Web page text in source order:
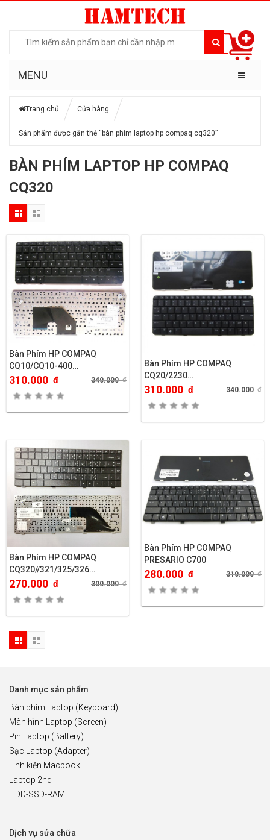
MENU
Trang chủ Cửa hàng
Sản phẩm được gắn thẻ “bàn phím laptop hp compaq cq320”
BÀN PHÍM LAPTOP HP COMPAQ
CQ320
Bàn Phím HP COMPAQ
CQ10/CQ10-400…
310.000 đ 340.000đ
Bàn Phím HP COMPAQ
CQ20/2230…
310.000 đ 340.000đ
Bàn Phím HP COMPAQ
CQ320//321/325/326…
270.000 đ 300.000đ
Bàn Phím HP COMPAQ
PRESARIO C700
280.000 đ 310.000đ
Danh mục sản phẩm
Bàn phím Laptop (Keyboard)
Màn hình Laptop (Screen)
Pin Laptop (Battery)
Sạc Laptop (Adapter)
Linh kiện Macbook
Laptop 2nd
HDD-SSD-RAM
Dịch vụ sửa chữa